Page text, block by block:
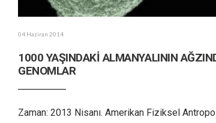
04 Haziran 2014
1000 YAŞINDAKİ ALMANYALININ
GENOMLAR
Zaman: 2013 Nisanı. Amerikan Fiziksel